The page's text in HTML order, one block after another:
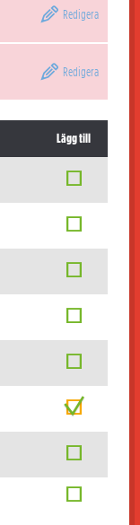
Redigera
Redigera
Lägg till